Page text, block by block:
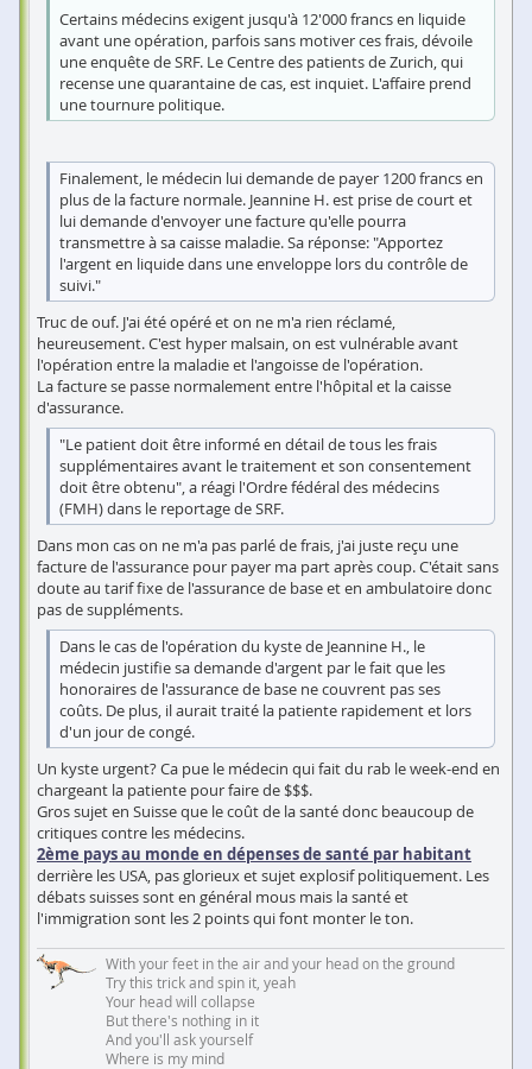
Certains médecins exigent jusqu'à 12'000 francs en liquide
avant une opération, parfois sans motiver ces frais, dévoile
une enquête de SRF. Le Centre des patients de Zurich, qui
recense une quarantaine de cas, est inquiet. L'affaire prend
une tournure politique.
Finalement, le médecin lui demande de payer 1200 francs en
plus de la facture normale. Jeannine H. est prise de court et
lui demande d'envoyer une facture qu'elle pourra
transmettre à sa caisse maladie. Sa réponse: "Apportez
l'argent en liquide dans une enveloppe lors du contrôle de
suivi."
Truc de ouf. J'ai été opéré et on ne m'a rien réclamé,
heureusement. C'est hyper malsain, on est vulnérable avant
l'opération entre la maladie et l'angoisse de l'opération.
La facture se passe normalement entre l'hôpital et la caisse
d'assurance.
"Le patient doit être informé en détail de tous les frais
supplémentaires avant le traitement et son consentement
doit être obtenu", a réagi l'Ordre fédéral des médecins
(FMH) dans le reportage de SRF.
Dans mon cas on ne m'a pas parlé de frais, j'ai juste reçu une
facture de l'assurance pour payer ma part après coup. C'était sans
doute au tarif fixe de l'assurance de base et en ambulatoire donc
pas de suppléments.
Dans le cas de l'opération du kyste de Jeannine H., le
médecin justifie sa demande d'argent par le fait que les
honoraires de l'assurance de base ne couvrent pas ses
coûts. De plus, il aurait traité la patiente rapidement et lors
d'un jour de congé.
Un kyste urgent? Ca pue le médecin qui fait du rab le week-end en
chargeant la patiente pour faire de $$$.
Gros sujet en Suisse que le coût de la santé donc beaucoup de
critiques contre les médecins.
2ème pays au monde en dépenses de santé par habitant
derrière les USA, pas glorieux et sujet explosif politiquement. Les
débats suisses sont en général mous mais la santé et
l'immigration sont les 2 points qui font monter le ton.
With your feet in the air and your head on the ground
Try this trick and spin it, yeah
Your head will collapse
But there's nothing in it
And you'll ask yourself
Where is my mind